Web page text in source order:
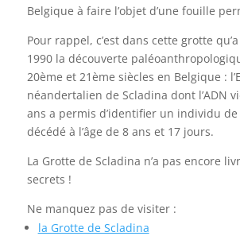
Belgique à faire l’objet d’une fouille
Pour rappel, c’est dans cette grotte
1990 la découverte
20ème et 21ème siècles en Belgique :
néandertalien de Scladina dont l’ADN
ans a permis d’identifier un individu
décédé à l’âge de 8 ans et 17 jours.
La Grotte de Scladina n’a pas encore
secrets !
Ne manquez pas de visiter :
la Grotte de Scladina